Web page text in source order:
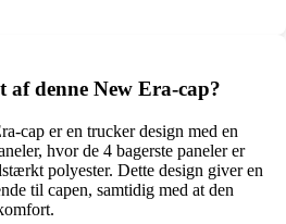
af denne New Era-cap?
cap er en trucker design med en
hvor de 4 bagerste paneler er
polyester. Dette design giver en
til capen, samtidig med at den